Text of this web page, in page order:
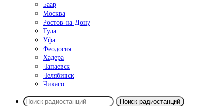
Баар
Москва
Ростов-на-Дону
Тула
Уфа
Феодосия
Хадера
Чапаевск
Челябинск
Чикаго
Поиск радиостанций